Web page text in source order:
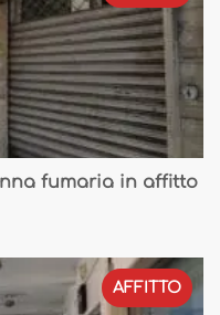
fumaria in affitto
AFFITTO